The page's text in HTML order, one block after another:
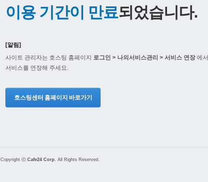
이용 기간이 만료되었습니다.
[알림]
사이트 관리자는 호스팅 홈페이지 로그인 > 나의서비스관리 > 서비스 연장에서
서비스를 연장해 주세요.
호스팅센터 홈페이지 바로가기
Copyright ⓒ Cafe24 Corp. All Rights Reserved.